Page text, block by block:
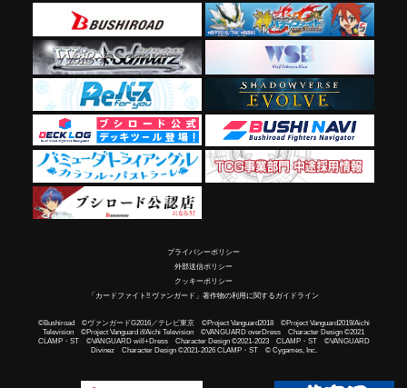
プライバシーポリシー
外部送信ポリシー
クッキーポリシー
「カードファイト!! ヴァンガード」著作物の利用に関するガイドライン
©Bushiroad ©ヴァンガードG2016／テレビ東京 ©Project Vanguard2018 ©Project Vanguard2019/Aichi
Television ©Project Vanguard if/Aichi Television ©VANGUARD overDress Character Design ©2021
CLAMP・ST ©VANGUARD will+Dress Character Design ©2021-2023 CLAMP・ST ©VANGUARD
Divinez Character Design ©2021-2026 CLAMP・ST © Cygames, Inc.